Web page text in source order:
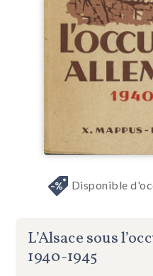
Disponible
L’Alsace sous
1940-1945